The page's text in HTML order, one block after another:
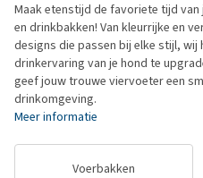
Maak etenstijd de favoriete tijd
en drinkbakken! Van kleurrijke en
designs die passen bij elke stijl, wij
drinkervaring van je hond te
geef jouw trouwe viervoeter een
drinkomgeving.
Meer informatie
Voerbakken